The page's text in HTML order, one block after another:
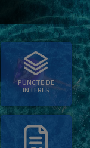
PUNCTE DE
INTERES